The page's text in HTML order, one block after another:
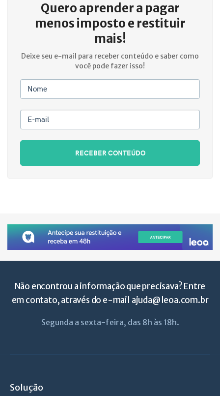
Quero aprender a pagar
menos imposto e restituir
mais!
Deixe seu e-mail para receber conteúdo e saber como
você pode fazer isso!
Nome
E-mail
RECEBER CONTEÚDO
Não encontrou a informação que precisava? Entre
em contato, através do e-mail ajuda@leoa.com.br
Segunda a sexta-feira, das 8h às 18h.
Solução